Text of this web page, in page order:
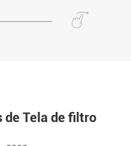
de Tela de filtro